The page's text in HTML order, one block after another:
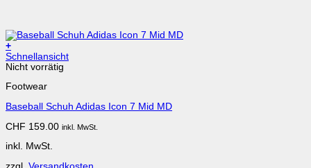
+
Dieses
Produkt
mehrere
auf.
Optionen
auf
Schnellansicht
Nicht vorrätig
Footwear
Baseball Schuh Adidas Icon 7 Mid MD
CHF 159.00 inkl. MwSt.
inkl. MwSt.